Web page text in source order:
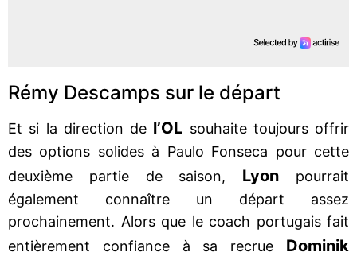
Rémy Descamps sur le départ
Et si la direction de l’OL souhaite toujours offrir
des options solides à Paulo Fonseca pour cette
deuxième partie de saison, Lyon
pourrait
également connaître un départ assez
prochainement. Alors que le coach portugais fait
entièrement confiance à sa recrue Dominik